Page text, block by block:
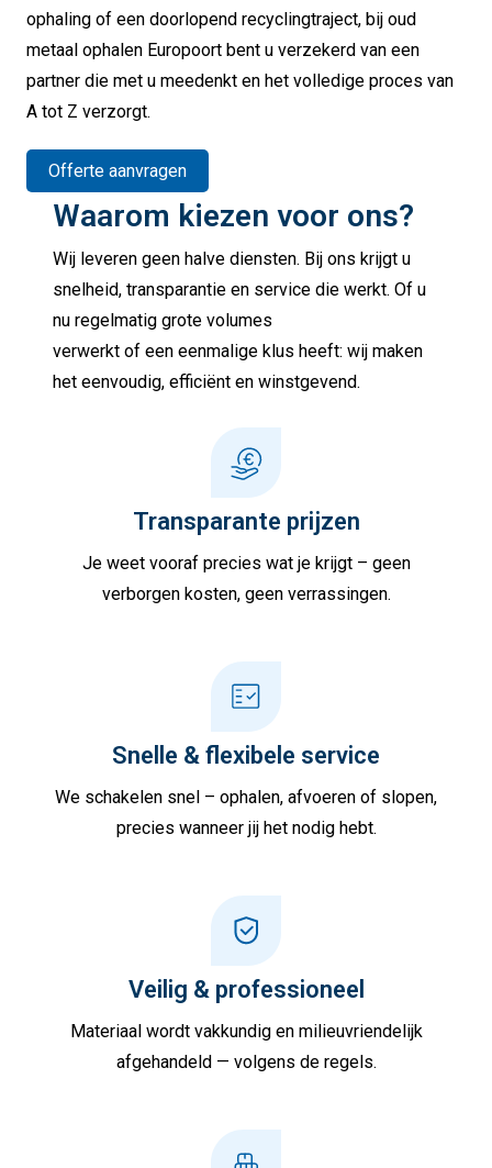
ophaling of een doorlopend recyclingtraject, bij oud
metaal ophalen Europoort bent u verzekerd van een
partner die met u meedenkt en het volledige proces van
A tot Z verzorgt.
Offerte aanvragen
Waarom kiezen voor ons?
Wij leveren geen halve diensten. Bij ons krijgt u
snelheid, transparantie en service die werkt. Of u
nu regelmatig grote volumes
verwerkt of een eenmalige klus heeft: wij maken
het eenvoudig, efficiënt en winstgevend.
Transparante prijzen
Je weet vooraf precies wat je krijgt – geen
verborgen kosten, geen verrassingen.
Snelle & flexibele service
We schakelen snel – ophalen, afvoeren of slopen,
precies wanneer jij het nodig hebt.
Veilig & professioneel
Materiaal wordt vakkundig en milieuvriendelijk
afgehandeld — volgens de regels.